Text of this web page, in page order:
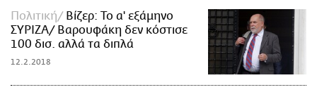
Πολιτική
Βίζερ: Το α' εξάμηνο
ΣΥΡΙΖΑ/ Βαρουφάκη δεν κόστισε
100 δισ. αλλά τα διπλά
12.2.2018